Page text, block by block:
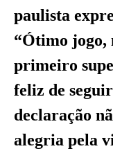
paulista
“Ótimo jogo,
primeiro
feliz de
declaração
alegria pela